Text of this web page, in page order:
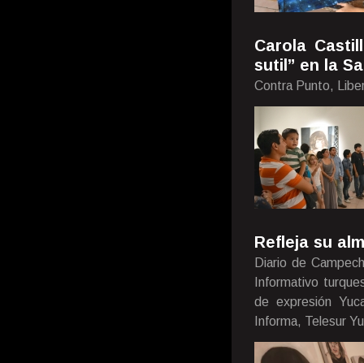
Carola
sutil” en la
Contra Punto,
Refleja su
Diario de
Informativo
de expresión
Informa, Telesur